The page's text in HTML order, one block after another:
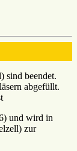
sind beendet.
abgefüllt.
und wird in
zur